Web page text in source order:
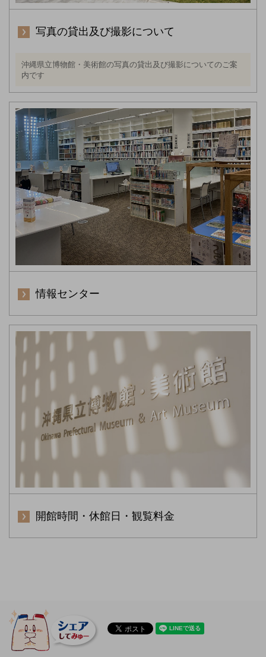
写真の貸出及び撮影について
沖縄県立博物館・美術館の写真の貸出及び撮影についてのご案
内です
情報センター
開館時間・休館日・観覧料金